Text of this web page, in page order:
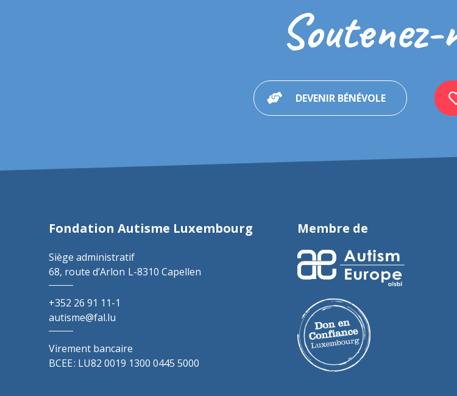
DEVENIR BÉNÉVOLE
Fondation Autisme Luxembourg
Siège administratif
68, route d’Arlon L-8310 Capellen
+352 26 91 11-1
autisme@fal.lu
Virement bancaire
BCEE : LU82 0019 1300 0445 5000
Membre de